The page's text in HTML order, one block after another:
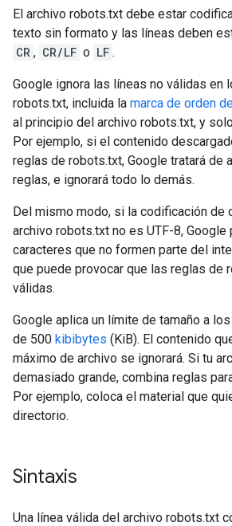
El archivo robots.txt debe estar
texto sin formato y las líneas deben
CR , CR/LF o LF .
Google ignora las líneas no válidas en
robots.txt, incluida la marca de orden
al principio del archivo robots.txt, y
Por ejemplo, si el contenido
reglas de robots.txt, Google tratará de
reglas, e ignorará todo lo demás.
Del mismo modo, si la codificación de
archivo robots.txt no es UTF-8, Google
caracteres que no formen parte del
que puede provocar que las reglas de
válidas.
Google aplica un límite de tamaño a
de 500 kibibytes (KiB). El contenido
máximo de archivo se ignorará. Si tu
demasiado grande, combina reglas
Por ejemplo, coloca el material que
directorio.
Sintaxis
Una línea válida del archivo robots.txt